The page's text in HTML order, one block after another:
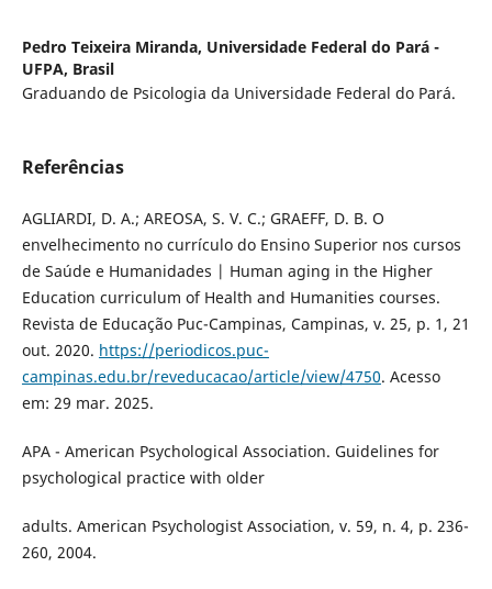
Pedro Teixeira Miranda, Universidade Federal do Pará -
UFPA, Brasil
Graduando de Psicologia da Universidade Federal do Pará.
Referências
AGLIARDI, D. A.; AREOSA, S. V. C.; GRAEFF, D. B. O
envelhecimento no currículo do Ensino Superior nos cursos
de Saúde e Humanidades | Human aging in the Higher
Education curriculum of Health and Humanities courses.
Revista de Educação Puc-Campinas, Campinas, v. 25, p. 1, 21
out. 2020. https://periodicos.puc-
campinas.edu.br/reveducacao/article/view/4750. Acesso
em: 29 mar. 2025.
APA - American Psychological Association. Guidelines for
psychological practice with older
adults. American Psychologist Association, v. 59, n. 4, p. 236-
260, 2004.